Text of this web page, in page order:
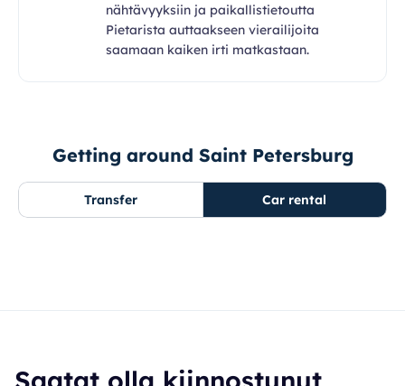
nähtävyyksiin ja paikallistietoutta
Pietarista auttaakseen vierailijoita
saamaan kaiken irti matkastaan.
Getting around Saint Petersburg
Transfer Car rental